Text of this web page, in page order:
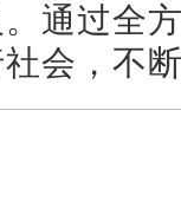
。通过全
会，不